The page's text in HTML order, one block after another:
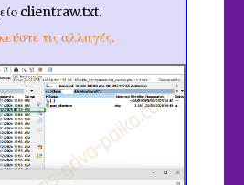
clientraw.txt.
τις αλλαγές.